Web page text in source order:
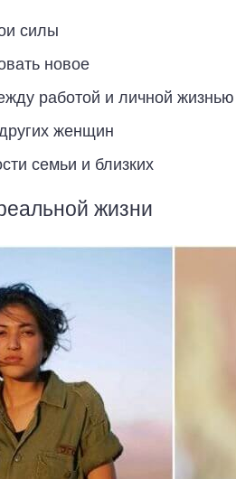
силы
новое
работой и личной жизнью
женщин
семьи и близких
жизни